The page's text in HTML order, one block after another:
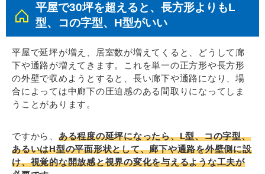
平屋で30坪を超えると、長方形よりもL
型、コの字型、H型がいい
平屋で延坪が増え、居室数が増えてくると、どうして廊
下や通路が増えてきます。これを単一の正方形や長方形
の外壁で収めようとすると、長い廊下や通路になり、場
合によっては中廊下の圧迫感のある間取りになってしま
うことがあります。
ですから、 ある程度の延坪になったら、L型、コの字型、
あるいはH型の平面形状として、廊下や通路を外壁側に設
け、視覚的な開放感と視界の変化を与えるような工夫が